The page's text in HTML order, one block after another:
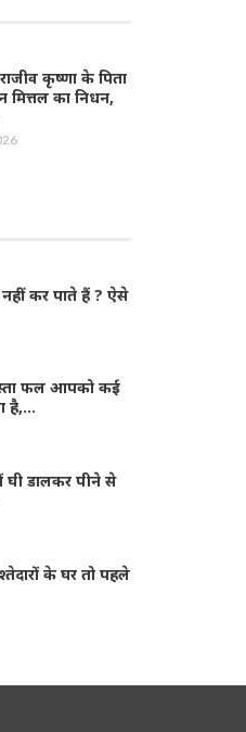
कृष्णा के पिता
मित्तल का निधन,
कर पाते हैं ? ऐसे
फल आपको कई
है,…
घी डालकर पीने से
के घर तो पहले